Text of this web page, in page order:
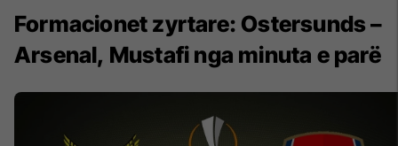
Formacionet zyrtare: Ostersunds –
Arsenal, Mustafi nga minuta e parë